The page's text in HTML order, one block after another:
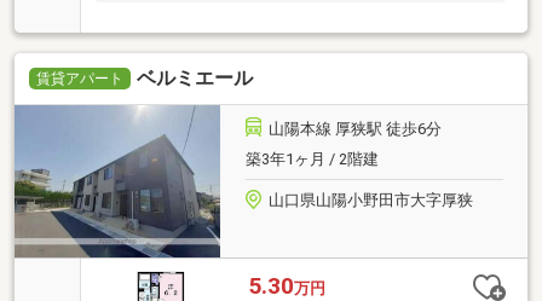
賃貸アパート ベルミエール
山陽本線 厚狭駅 徒歩6分
築3年1ヶ月 / 2階建
山口県山陽小野田市大字厚狭
5.30万円